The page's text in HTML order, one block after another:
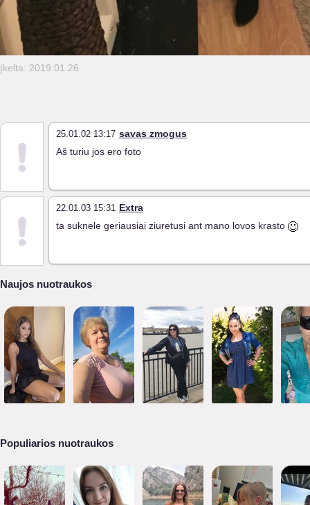
Įkelta: 2019.01.26
25.01.02 13:17 savas zmogus
Aš turiu jos ero foto
22.01.03 15:31 Extra
ta suknele geriausiai ziuretusi ant mano lovos krasto
Naujos nuotraukos
Populiarios nuotraukos